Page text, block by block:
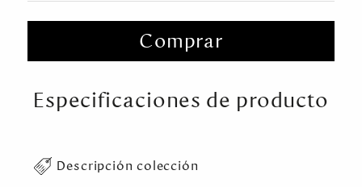
Comprar
Especificaciones de producto
Descripción colección